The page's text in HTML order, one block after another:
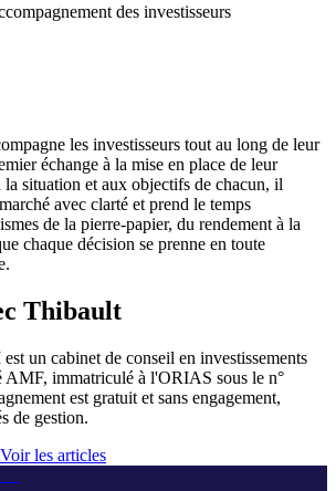
des investisseurs
les investisseurs tout au long de leur
échange à la mise en place de leur
situation et aux objectifs de chacun, il
avec clarté et prend le temps
de la pierre-papier, du rendement à la
chaque décision se prenne en toute
Thibault
un cabinet de conseil en investissements
AMF, immatriculé à l'ORIAS sous le n°
est gratuit et sans engagement,
de gestion.
Voir les articles